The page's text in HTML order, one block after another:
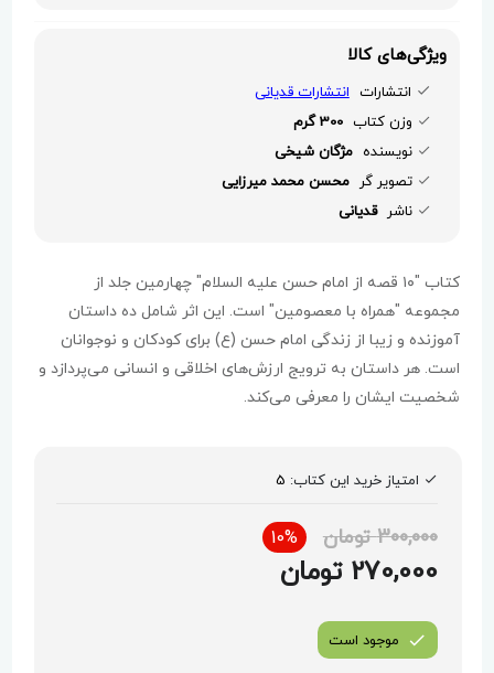
ویژگی‌های کالا
انتشارات انتشارات قدیانی
وزن کتاب 300 گرم
نویسنده مژگان شیخی
تصویر گر محسن محمد میرزایی
ناشر قدیانی
کتاب "۱۰ قصه از امام حسن علیه السلام" چهارمین جلد از
مجموعه "همراه با معصومین" است. این اثر شامل ده داستان
آموزنده و زیبا از زندگی امام حسن (ع) برای کودکان و نوجوانان
است. هر داستان به ترویج ارزش‌های اخلاقی و انسانی می‌پردازد و
شخصیت ایشان را معرفی می‌کند.
امتیاز خرید این کتاب: 5
300,000 تومان 10%
270,000 تومان
موجود است